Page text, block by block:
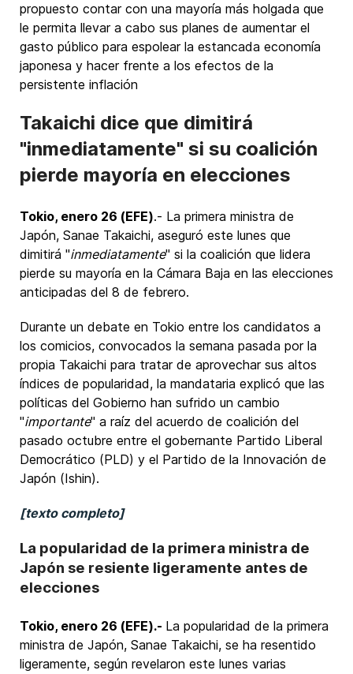
propuesto contar con una mayoría más holgada que
le permita llevar a cabo sus planes de aumentar el
gasto público para espolear la estancada economía
japonesa y hacer frente a los efectos de la
persistente inflación
Takaichi dice que dimitirá
"inmediatamente" si su coalición
pierde mayoría en elecciones
Tokio, enero 26 (EFE).- La primera ministra de
Japón, Sanae Takaichi, aseguró este lunes que
dimitirá "inmediatamente" si la coalición que lidera
pierde su mayoría en la Cámara Baja en las elecciones
anticipadas del 8 de febrero.
Durante un debate en Tokio entre los candidatos a
los comicios, convocados la semana pasada por la
propia Takaichi para tratar de aprovechar sus altos
índices de popularidad, la mandataria explicó que las
políticas del Gobierno han sufrido un cambio
"importante" a raíz del acuerdo de coalición del
pasado octubre entre el gobernante Partido Liberal
Democrático (PLD) y el Partido de la Innovación de
Japón (Ishin).
[texto completo]
La popularidad de la primera ministra de
Japón se resiente ligeramente antes de
elecciones
Tokio, enero 26 (EFE).- La popularidad de la primera
ministra de Japón, Sanae Takaichi, se ha resentido
ligeramente, según revelaron este lunes varias